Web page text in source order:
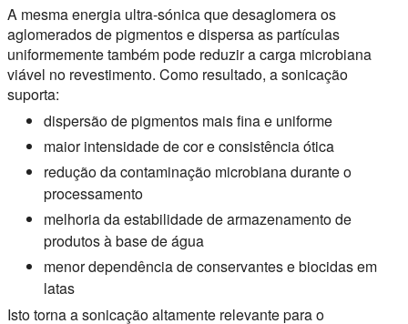
A mesma energia ultra-sónica que desaglomera os
aglomerados de pigmentos e dispersa as partículas
uniformemente também pode reduzir a carga microbiana
viável no revestimento. Como resultado, a sonicação
suporta:
dispersão de pigmentos mais fina e uniforme
maior intensidade de cor e consistência ótica
redução da contaminação microbiana durante o
processamento
melhoria da estabilidade de armazenamento de
produtos à base de água
menor dependência de conservantes e biocidas em
latas
Isto torna a sonicação altamente relevante para o